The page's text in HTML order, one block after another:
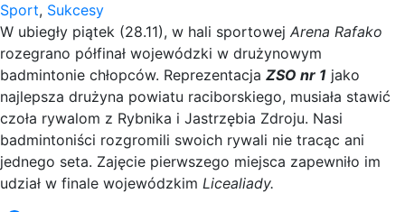
Sport, Sukcesy
W ubiegły piątek (28.11), w hali sportowej Arena Rafako
rozegrano półfinał wojewódzki w drużynowym
badmintonie chłopców. Reprezentacja ZSO nr 1 jako
najlepsza drużyna powiatu raciborskiego, musiała stawić
czoła rywalom z Rybnika i Jastrzębia Zdroju. Nasi
badmintoniści rozgromili swoich rywali nie tracąc ani
jednego seta. Zajęcie pierwszego miejsca zapewniło im
udział w finale wojewódzkim Licealiady.